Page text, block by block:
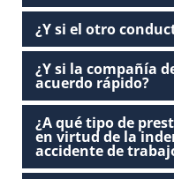
¿Y si el otro
¿Y si la compañía
acuerdo rápido?
¿A qué tipo de
en virtud de la
accidente de